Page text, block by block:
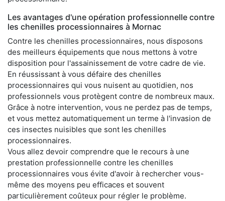
Les avantages d'une opération professionnelle contre
les chenilles processionnaires à Mornac
Contre les chenilles processionnaires, nous disposons
des meilleurs équipements que nous mettons à votre
disposition pour l'assainissement de votre cadre de vie.
En réussissant à vous défaire des chenilles
processionnaires qui vous nuisent au quotidien, nos
professionnels vous protègent contre de nombreux maux.
Grâce à notre intervention, vous ne perdez pas de temps,
et vous mettez automatiquement un terme à l'invasion de
ces insectes nuisibles que sont les chenilles
processionnaires.
Vous allez devoir comprendre que le recours à une
prestation professionnelle contre les chenilles
processionnaires vous évite d'avoir à rechercher vous-
même des moyens peu efficaces et souvent
particulièrement coûteux pour régler le problème.